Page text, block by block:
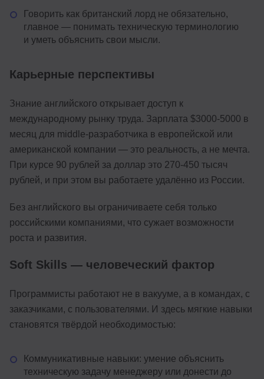
Говорить как британский лорд не обязательно,
главное — понимать техническую терминологию
и уметь объяснить свои мысли.
Карьерные перспективы
Знание английского открывает доступ к
международному рынку труда. Зарплата $3000-5000 в
месяц для middle-разработчика в европейской или
американской компании — это реальность, а не мечта.
При курсе 90 рублей за доллар это 270-450 тысяч
рублей, и при этом вы работаете удалённо из России.
Без английского вы ограничиваете себя только
российскими компаниями, что сужает возможности
роста и развития.
Soft Skills — человеческий фактор
Программисты работают не в вакууме, а в командах, с
заказчиками, с пользователями. И здесь мягкие навыки
становятся твёрдой необходимостью:
Коммуникативные навыки: умение объяснить
техническую задачу менеджеру или донести до